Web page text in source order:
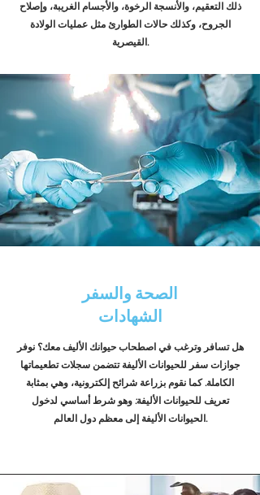
ذلك التعقيم، والأنسجة الرخوة، والأجسام الغريبة، وإصلاح
الجروح، وكذلك حالات الطوارئ مثل عمليات الولادة
القيصرية.
الصحة والسفر
الشهادات
هل تسافر وترغب في اصطحاب حيوانك الأليف معك؟ نوفر
جوازات سفر للحيوانات الأليفة تتضمن سجلات تطعيماتها
الكاملة. كما نقوم بزراعة شرائح إلكترونية، وهي بمثابة
تعريف للحيوانات الأليفة: وهو شرط أساسي لدخول
الحيوانات الأليفة إلى معظم دول العالم.